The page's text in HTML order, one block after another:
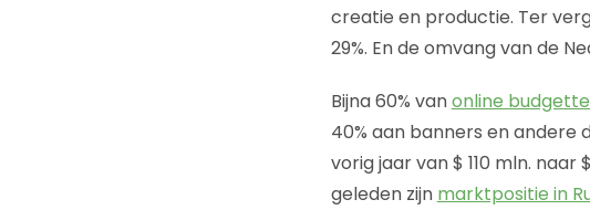
creatie en productie. Ter
29%. En de omvang van de
Bijna 60% vanonline
40% aan banners en andere
vorig jaar van $ 110 mln.
geleden zijn marktpositie in